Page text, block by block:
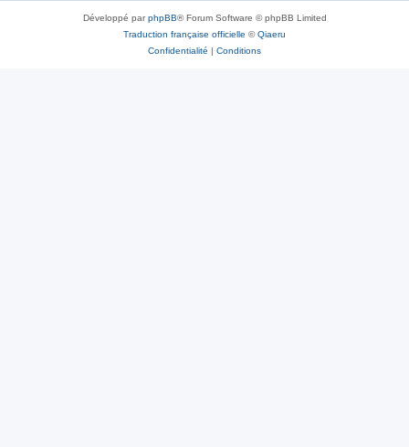
Développé parphpBB® Forum Software © phpBB Limited
Traduction française officielle ©Qiaeru
Confidentialité | Conditions